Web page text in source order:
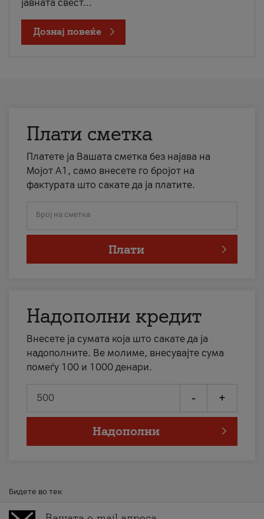
јавната свест...
Дознај повеќе
Плати сметка
Платете ја Вашата сметка без најава на
Мојот А1, само внесете го бројот на
фактурата што сакате да ја платите.
Број на сметка
Плати
Надополни кредит
Внесете ја сумата која што сакате да ја
надополните. Ве молиме, внесувајте сума
помеѓу 100 и 1000 денари.
- +
Надополни
Бидете во тек